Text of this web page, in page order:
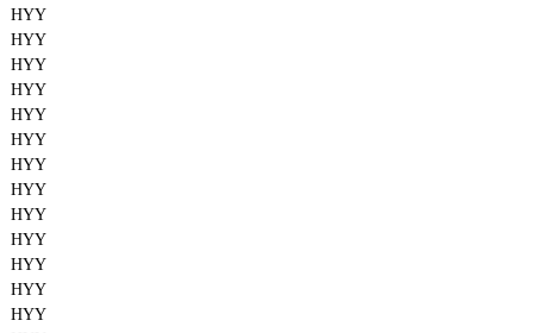
HYY
HYY
HYY
HYY
HYY
HYY
HYY
HYY
HYY
HYY
HYY
HYY
HYY